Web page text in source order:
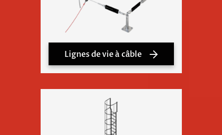
Lignes de vie à câble